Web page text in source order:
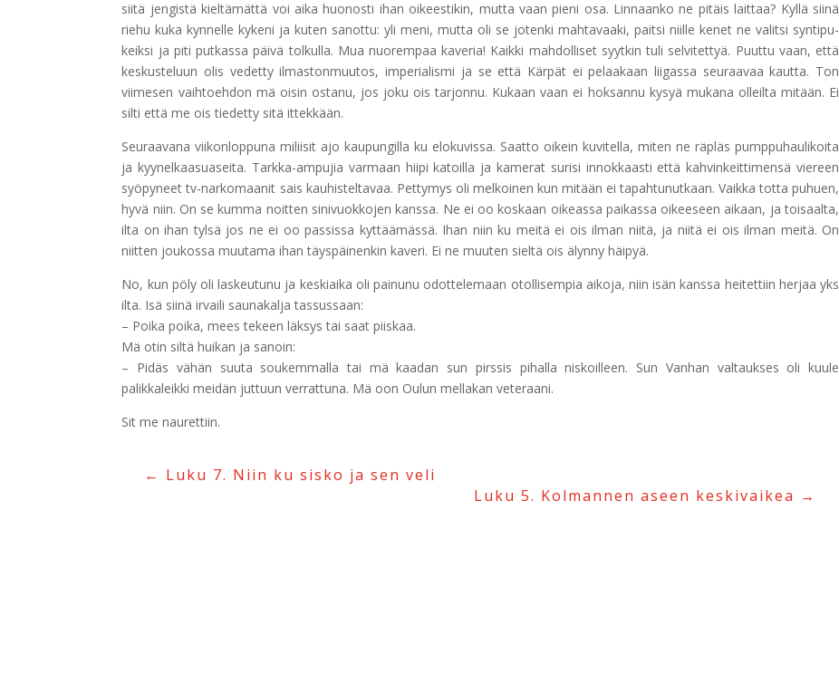
siitä jengistä kieltämättä voi aika huonosti ihan oikeestikin, mutta vaan pieni osa. Linnaanko ne pitäis laittaa? Kyllä siinä
riehu kuka kynnelle kykeni ja kuten sanottu: yli meni, mutta oli se jotenki mahtavaaki, paitsi niille kenet ne valitsi syntipu-
keiksi ja piti putkassa päivä tolkulla. Mua nuorempaa kaveria! Kaikki mahdolliset syytkin tuli selvitettyä. Puuttu vaan, että
keskusteluun olis vedetty ilmastonmuutos, imperialismi ja se että Kärpät ei pelaakaan liigassa seuraavaa kautta. Ton
viimesen vaihtoehdon mä oisin ostanu, jos joku ois tarjonnu. Kukaan vaan ei hoksannu kysyä mukana olleilta mitään. Ei
silti että me ois tiedetty sitä ittekkään.
Seuraavana viikonloppuna miliisit ajo kaupungilla ku elokuvissa. Saatto oikein kuvitella, miten ne räpläs pumppuhaulikoita
ja kyynelkaasuaseita. Tarkka-ampujia varmaan hiipi katoilla ja kamerat surisi innokkaasti että kahvinkeittimensä viereen
syöpyneet tv-narkomaanit sais kauhisteltavaa. Pettymys oli melkoinen kun mitään ei tapahtunutkaan. Vaikka totta puhuen,
hyvä niin. On se kumma noitten sinivuokkojen kanssa. Ne ei oo koskaan oikeassa paikassa oikeeseen aikaan, ja toisaalta,
ilta on ihan tylsä jos ne ei oo passissa kyttäämässä. Ihan niin ku meitä ei ois ilman niitä, ja niitä ei ois ilman meitä. On
niitten joukossa muutama ihan täyspäinenkin kaveri. Ei ne muuten sieltä ois älynny häipyä.
No, kun pöly oli laskeutunu ja keskiaika oli painunu odottelemaan otollisempia aikoja, niin isän kanssa heitettiin herjaa yks
ilta. Isä siinä irvaili saunakalja tassussaan:
– Poika poika, mees tekeen läksys tai saat piiskaa.
Mä otin siltä huikan ja sanoin:
– Pidäs vähän suuta soukemmalla tai mä kaadan sun pirssis pihalla niskoilleen. Sun Vanhan valtaukses oli kuule
palikkaleikki meidän juttuun verrattuna. Mä oon Oulun mellakan veteraani.
Sit me naurettiin.
← Luku 7. Niin ku sisko ja sen veli
Luku 5. Kolmannen aseen keskivaikea →